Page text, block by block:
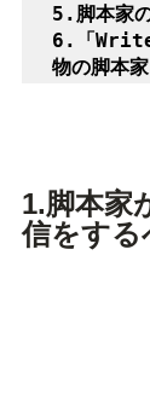
5.脚本家
6.「
物の脚本
1.脚本家
信をする